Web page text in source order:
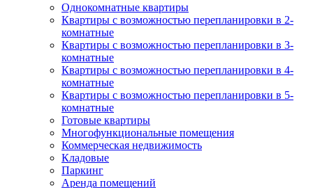
Однокомнатные квартиры
Квартиры с возможностью перепланировки в 2-
комнатные
Квартиры с возможностью перепланировки в 3-
комнатные
Квартиры с возможностью перепланировки в 4-
комнатные
Квартиры с возможностью перепланировки в 5-
комнатные
Готовые квартиры
Многофункциональные помещения
Коммерческая недвижимость
Кладовые
Паркинг
Аренда помещений